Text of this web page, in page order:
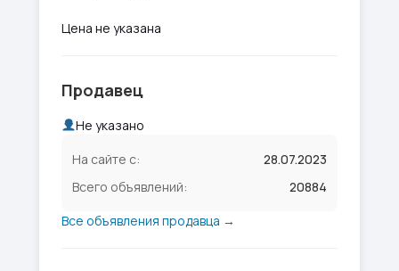
Цена не указана
Продавец
Не указано
На сайте с:
28.07.2023
Всего объявлений:
20884
Все объявления продавца →